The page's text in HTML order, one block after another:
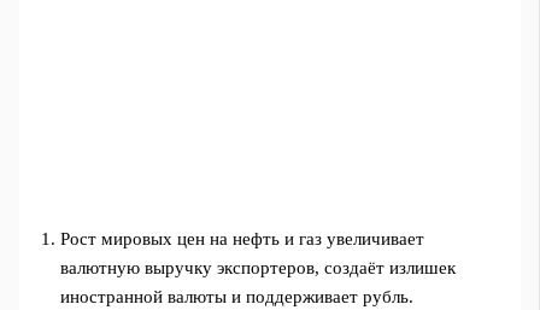
Рост мировых цен на нефть и газ увеличивает
валютную выручку экспортеров, создаёт излишек
иностранной валюты и поддерживает рубль.